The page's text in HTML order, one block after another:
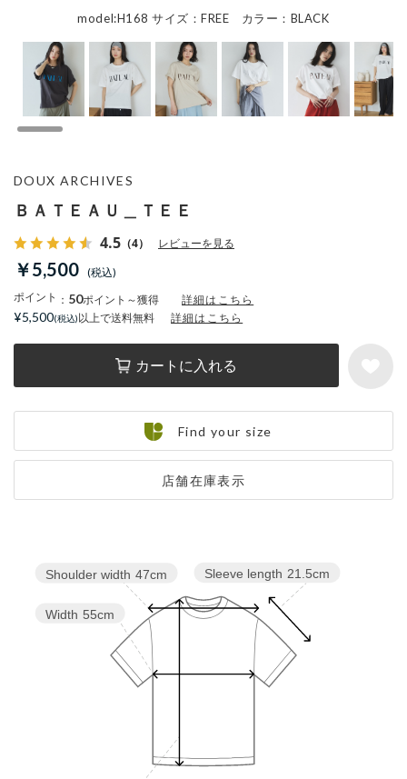
model:H168 サイズ：FREE カラー：BLACK
ＢＡＴＥＡＵ＿ＴＥＥ
4.5 （4） レビューを見る
￥5,500
ポイント ： 50ポイント～獲得 詳細はこちら
カートに入れる
店舗在庫表示
DOUX ARCHIVES
¥5,500 以上で送料無料 詳細はこちら
Find your size
Sleeve length 21.5cm
Width 55cm
Shoulder width 47cm